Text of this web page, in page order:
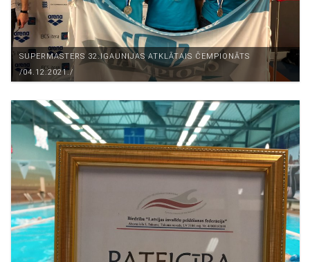
SUPERMASTERS 32.IGAUNIJAS ATKLĀTAIS ČEMPIONĀTS
/04.12.2021./